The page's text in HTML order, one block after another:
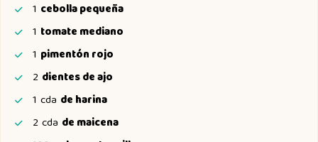
1 cebolla pequeña
1 tomate mediano
1 pimentón rojo
2 dientes de ajo
1 cda de harina
2 cda de maicena